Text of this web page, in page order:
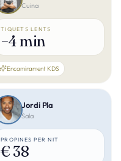
Cuina
TIQUETS LENTS
−4 min
Encaminament KDS
Jordi Pla
Sala
PROPINES PER NIT
€ 38